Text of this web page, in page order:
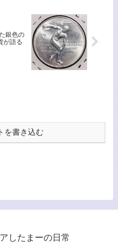
銀色の
が語る
を書き込む
したまーの日常